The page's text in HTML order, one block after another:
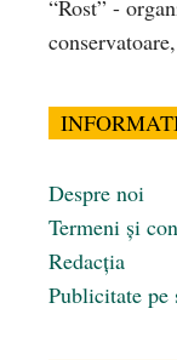
“Rost” -
Despre noi
Termeni și
Redacția
Publicitate pe